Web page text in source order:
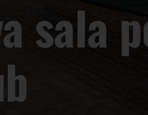
sala